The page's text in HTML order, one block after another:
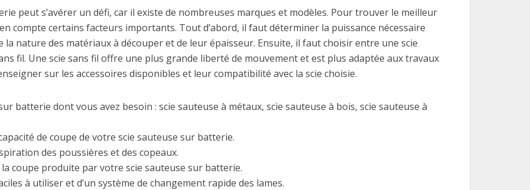
peut s’avérer un défi, car il existe de nombreuses marques et modèles. Pour trouver le meilleur
compte certains facteurs importants. Tout d’abord, il faut déterminer la puissance nécessaire
la nature des matériaux à découper et de leur épaisseur. Ensuite, il faut choisir entre une scie
fil. Une scie sans fil offre une plus grande liberté de mouvement et est plus adaptée aux travaux
sur les accessoires disponibles et leur compatibilité avec la scie choisie.
batterie dont vous avez besoin : scie sauteuse à métaux, scie sauteuse à bois, scie sauteuse à
de coupe de votre scie sauteuse sur batterie.
des poussières et des copeaux.
coupe produite par votre scie sauteuse sur batterie.
à utiliser et d’un système de changement rapide des lames.